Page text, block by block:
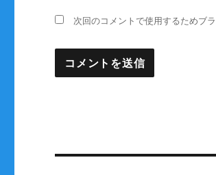
次回のコメントで使用するためブ